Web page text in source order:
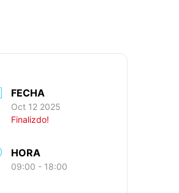
FECHA
Oct 12 2025
Finalizdo!
HORA
09:00 - 18:00